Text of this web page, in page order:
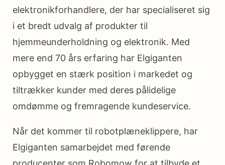
elektronikforhandlere, der har specialiseret sig
i et bredt udvalg af produkter til
hjemmeunderholdning og elektronik. Med
mere end 70 års erfaring har Elgiganten
opbygget en stærk position i markedet og
tiltrækker kunder med deres pålidelige
omdømme og fremragende kundeservice.
Når det kommer til robotplæneklippere, har
Elgiganten samarbejdet med førende